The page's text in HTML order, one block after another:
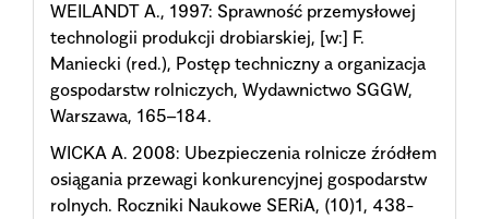
WEILANDT A., 1997: Sprawność przemysłowej
technologii produkcji drobiarskiej, [w:] F.
Maniecki (red.), Postęp techniczny a organizacja
gospodarstw rolniczych, Wydawnictwo SGGW,
Warszawa, 165–184.
WICKA A. 2008: Ubezpieczenia rolnicze źródłem
osiągania przewagi konkurencyjnej gospodarstw
rolnych. Roczniki Naukowe SERiA, (10)1, 438-